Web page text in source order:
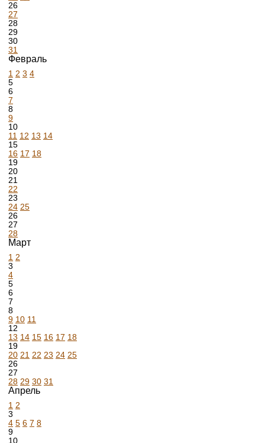
26
27
28
29
30
31
Февраль
1 2 3 4
5
6
7
8
9
10
11 12 13 14
15
16 17 18
19
20
21
22
23
24 25
26
27
28
Март
1 2
3
4
5
6
7
8
9 10 11
12
13 14 15 16 17 18
19
20 21 22 23 24 25
26
27
28 29 30 31
Апрель
1 2
3
4 5 6 7 8
9
10